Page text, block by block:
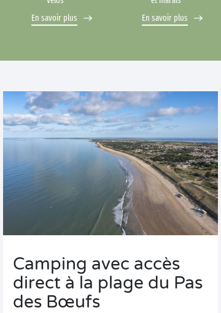
En savoir plus
En savoir plus
Camping avec accès
direct à la plage du Pas
des Bœufs